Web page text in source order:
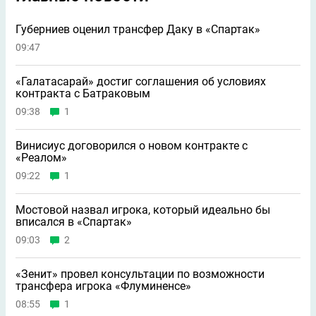
Губерниев оценил трансфер Даку в «Спартак»
09:47
«Галатасарай» достиг соглашения об условиях
контракта с Батраковым
09:38 1
Винисиус договорился о новом контракте с
«Реалом»
09:22 1
Мостовой назвал игрока, который идеально бы
вписался в «Спартак»
09:03 2
«Зенит» провел консультации по возможности
трансфера игрока «Флуминенсе»
08:55 1